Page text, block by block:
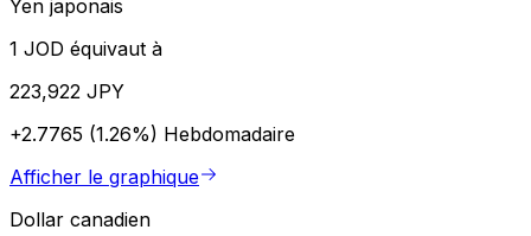
Yen japonais
1 JOD équivaut à
223,922 JPY
+2.7765 (1.26%) Hebdomadaire
Afficher le graphique
Dollar canadien